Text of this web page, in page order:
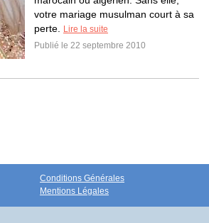
votre mariage musulman court à sa
perte.
Lire la suite
Publié le 22 septembre 2010
Conditions Générales
Mentions Légales